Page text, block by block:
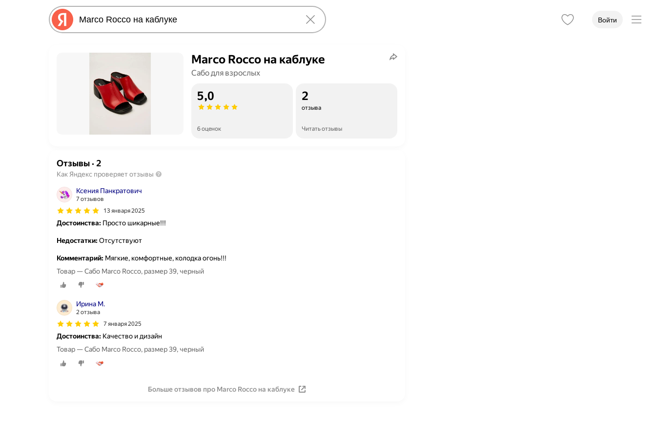
Войти
Marco Rocco на каблуке
Сабо для взрослых
5,0
6 оценок
2
отзыва
Читать отзывы
Отзывы· 2
Как Яндекс проверяет отзывы
Ксения Панкратович
7 отзывов
13 января 2025
Достоинства: Просто шикарные!!!
Недостатки:Отсутствуют
Комментарий: Мягкие, комфортные, колодка огонь!!!
Товар — Сабо Marco Rocco, размер 39, черный
Ирина М.
2 отзыва
7 января 2025
Достоинства: Качество и дизайн
Товар — Сабо Marco Rocco, размер 39, черный
Больше отзывов про Marco Rocco на каблуке